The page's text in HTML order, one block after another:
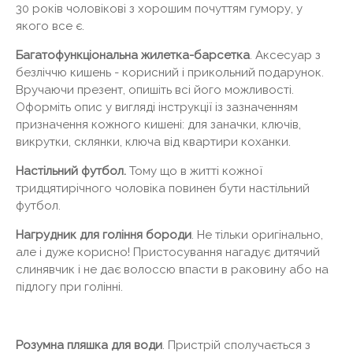
30 років чоловікові з хорошим почуттям гумору, у
якого все є.
Багатофункціональна жилетка-барсетка. Аксесуар з
безліччю кишень - корисний і прикольний подарунок.
Вручаючи презент, опишіть всі його можливості.
Оформіть опис у вигляді інструкції із зазначенням
призначення кожного кишені: для заначки, ключів,
викрутки, склянки, ключа від квартири коханки.
Настільний футбол. Тому що в житті кожної
тридцятирічного чоловіка повинен бути настільний
футбол.
Нагрудник для гоління бороди. Не тільки оригінально,
але і дуже корисно! Пристосування нагадує дитячий
слинявчик і не дає волоссю впасти в раковину або на
підлогу при голінні.
Розумна пляшка для води. Пристрій сполучається з